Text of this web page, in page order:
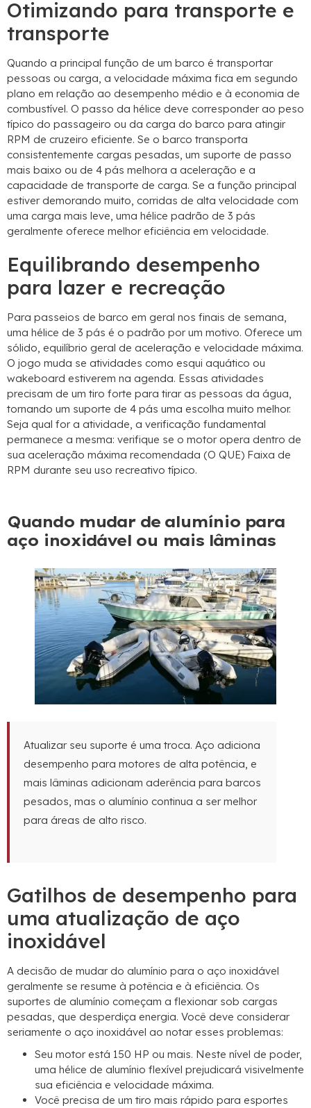
Otimizando para transporte e
transporte
Quando a principal função de um barco é transportar
pessoas ou carga, a velocidade máxima fica em segundo
plano em relação ao desempenho médio e à economia de
combustível. O passo da hélice deve corresponder ao peso
típico do passageiro ou da carga do barco para atingir
RPM de cruzeiro eficiente. Se o barco transporta
consistentemente cargas pesadas, um suporte de passo
mais baixo ou de 4 pás melhora a aceleração e a
capacidade de transporte de carga. Se a função principal
estiver demorando muito, corridas de alta velocidade com
uma carga mais leve, uma hélice padrão de 3 pás
geralmente oferece melhor eficiência em velocidade.
Equilibrando desempenho
para lazer e recreação
Para passeios de barco em geral nos finais de semana,
uma hélice de 3 pás é o padrão por um motivo. Oferece um
sólido, equilíbrio geral de aceleração e velocidade máxima.
O jogo muda se atividades como esqui aquático ou
wakeboard estiverem na agenda. Essas atividades
precisam de um tiro forte para tirar as pessoas da água,
tornando um suporte de 4 pás uma escolha muito melhor.
Seja qual for a atividade, a verificação fundamental
permanece a mesma: verifique se o motor opera dentro de
sua aceleração máxima recomendada (O QUE) Faixa de
RPM durante seu uso recreativo típico.
Quando mudar de alumínio para
aço inoxidável ou mais lâminas
Atualizar seu suporte é uma troca. Aço adiciona
desempenho para motores de alta potência, e
mais lâminas adicionam aderência para barcos
pesados, mas o alumínio continua a ser melhor
para áreas de alto risco.
Gatilhos de desempenho para
uma atualização de aço
inoxidável
A decisão de mudar do alumínio para o aço inoxidável
geralmente se resume à potência e à eficiência. Os
suportes de alumínio começam a flexionar sob cargas
pesadas, que desperdiça energia. Você deve considerar
seriamente o aço inoxidável ao notar esses problemas:
Seu motor está 150 HP ou mais. Neste nível de poder,
uma hélice de alumínio flexível prejudicará visivelmente
sua eficiência e velocidade máxima.
Você precisa de um tiro mais rápido para esportes